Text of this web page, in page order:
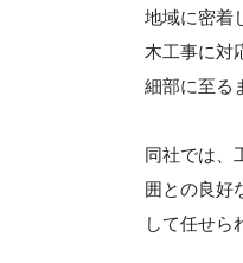
地域に密着
木工事に対
細部に至る
同社では、
囲との良好
して任せら